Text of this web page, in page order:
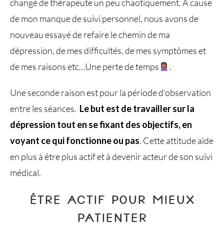
changé de thérapeute un peu chaotiquement. A cause
de mon manque de suivi personnel, nous avons de
nouveau essayé de refaire le chemin de ma
dépression, de mes difficultés, de mes symptômes et
de mes raisons etc…Une perte de temps
.
Une seconde raison est pour la période d’observation
entre les séances. Le but est de travailler sur la
dépression tout en se fixant des objectifs, en
voyant ce qui fonctionne ou pas. Cette attitude aide
en plus à être plus actif et à devenir acteur de son suivi
médical.
ÊTRE ACTIF POUR MIEUX
PATIENTER